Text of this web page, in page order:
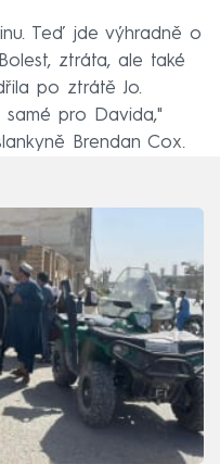
Teď jde výhradně o
ztráta, ale také
po ztrátě Jo.
pro Davida,"
Brendan Cox.